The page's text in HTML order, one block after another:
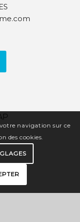
navigation sur ce
des cookies.